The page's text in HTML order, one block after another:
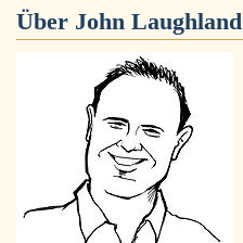
Über John Laughland